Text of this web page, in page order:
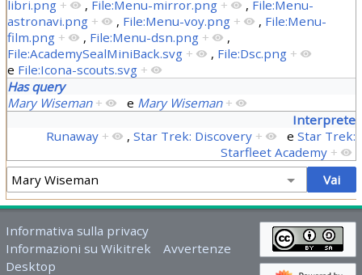
libri.png + , File:Menu-mirror.png + , File:Menu-
astronavi.png + , File:Menu-voy.png + , File:Menu-
film.png + , File:Menu-dsn.png +
,
File:AcademySealMiniBack.svg + , File:Dsc.png +
e File:Icona-scouts.svg +
Has query
Mary Wiseman + e Mary Wiseman +
Interprete
Runaway + ,Star Trek: Discovery + eStar Trek:
Starfleet Academy +
Informativa sulla privacy
Informazioni su Wikitrek
Avvertenze
Desktop